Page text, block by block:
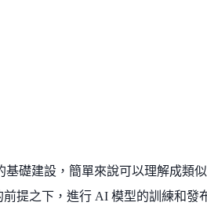
礎建設，簡單來說可以理解成類
提之下，進行 AI 模型的訓練和發